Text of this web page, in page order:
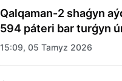
Qalqaman-2 shaǵyn
594 páteri bar turǵyn
bitti
15:09, 05 Tamyz 2026